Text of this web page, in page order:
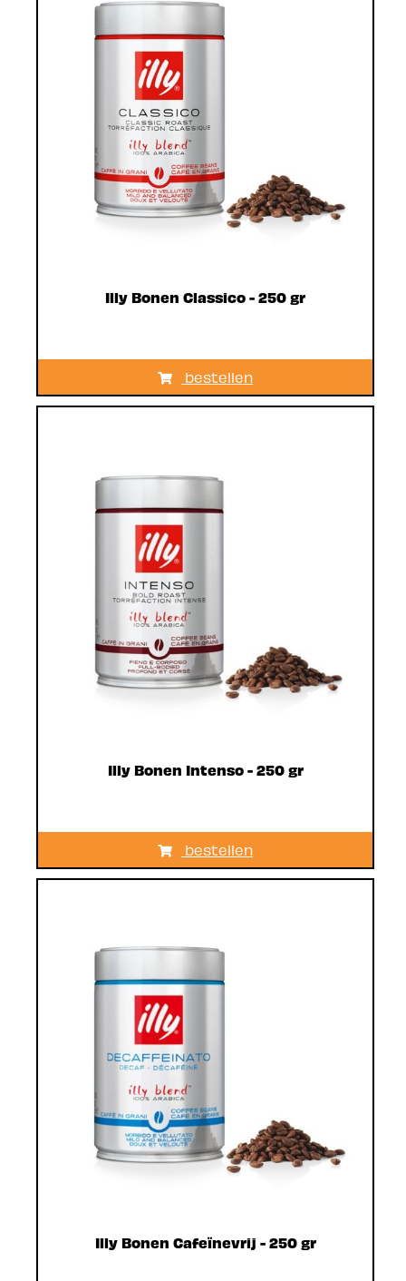
Illy Bonen Classico - 250 gr
bestellen
Illy Bonen Intenso - 250 gr
bestellen
Illy Bonen Cafeïnevrij - 250 gr